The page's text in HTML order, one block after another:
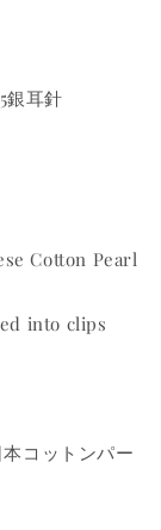
銀耳針
Cotton Pearl
into clips
コットンパー